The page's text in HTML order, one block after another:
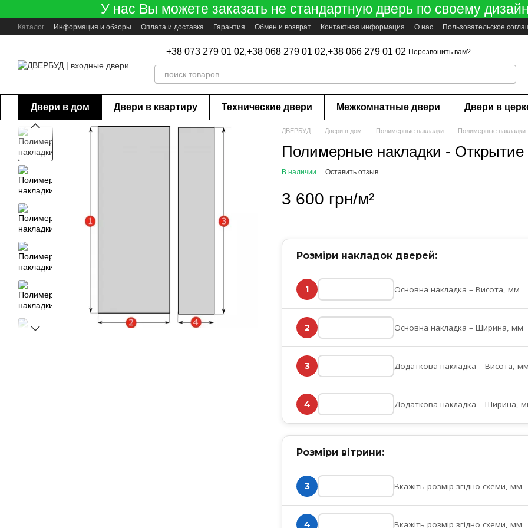
Перейти к основному контентуУ нас Вы можете заказать не стандартную дверь по своему
Каталог Информация и обзоры Оплата и доставка Гарантия Обмен и возврат Контактная информация О нас Пользовательское
+38 073 279 01 02,+38 068 279 01 02,+38 066 279 01 02 Перезвонить вам?
Двери в дом Двери в квартиру Технические двери Межкомнатные двери Двери в
ДВЕРБУД Двери в дом Полимерные накладки Полимерные накладки
Полимерные накладки - Открытие
В наличии Оставить отзыв
3 600 грн/м²
Розміри накладок дверей:
1 Основна накладка – Висота, мм
2 Основна накладка – Ширина, мм
3 Додаткова накладка – Висота,
4 Додаткова накладка – Ширина,
Розміри вітрини:
3 Вкажіть розмір згідно схеми, мм
4 Вкажіть розмір згідно схеми, мм